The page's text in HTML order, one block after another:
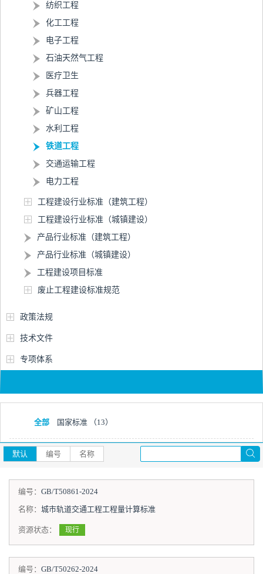
纺织工程
化工工程
电子工程
石油天然气工程
医疗卫生
兵器工程
矿山工程
水利工程
铁道工程
交通运输工程
电力工程
工程建设行业标准（建筑工程）
工程建设行业标准（城镇建设）
产品行业标准（建筑工程）
产品行业标准（城镇建设）
工程建设项目标准
废止工程建设标准规范
政策法规
技术文件
专项体系
全部 国家标准 （13）
默认 编号 名称
编号： GB/T50861-2024
名称： 城市轨道交通工程工程量计算标准
资源状态： 现行
编号： GB/T50262-2024